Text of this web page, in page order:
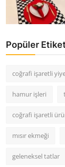
Popüler
coğrafi işaretli
hamur işleri
coğrafi işaretli
mısır ekmeği
geleneksel tatlar